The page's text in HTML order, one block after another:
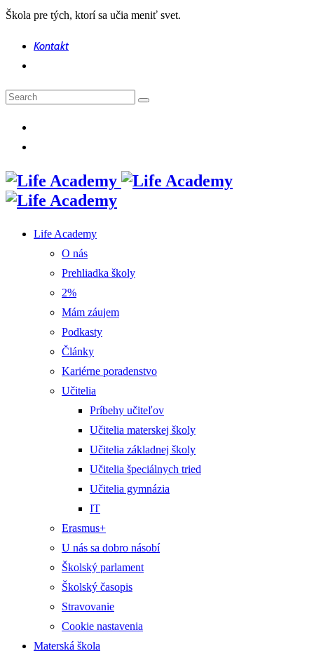
Škola pre tých, ktorí sa učia meniť svet.
Kontakt
Life Academy
O nás
Prehliadka školy
2%
Mám záujem
Podkasty
Články
Kariérne poradenstvo
Učitelia
Príbehy učiteľov
Učitelia materskej školy
Učitelia základnej školy
Učitelia špeciálnych tried
Učitelia gymnázia
IT
Erasmus+
U nás sa dobro násobí
Školský parlament
Školský časopis
Stravovanie
Cookie nastavenia
Materská škola